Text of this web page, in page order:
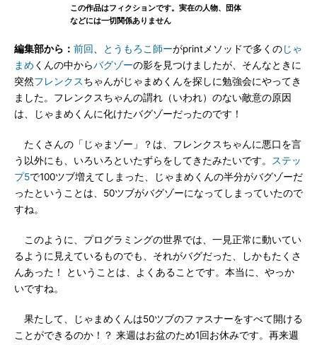
この作品はフィクションです。実在の人物、団体
などには一切関係ありません
編集部から： 前回 とうもろこ師ーがprintメソッドで多くのじゃ
まめ くんの中からバグゾーの影を見つけましたが、そんなときに
突然フレンクスちゃんがじゃまめくんを探しに勉強会にやってき
ました。フレンクスちゃんの謂れ（いわれ）のない敵意の原因
は、じゃまめくんに化けたバグゾーだったのです！
たくさんの「じゃまゾー」？は、フレンクスちゃんに悪口を言
う以外にも、いろいろといたずらをしてきたみたいです。
ステッ
プ5で100ツブ増えてしまった、じゃまめくんの半分がバグゾーだ
ったということは、50ツブがバグゾーになってしまっていたので
すね。
このように、プログラミングの世界では、一見正常に動いてい
るように見えているものでも、それがバグだった、しかもたくさ
んあった！ ということは、よくあることです。本当に、やっか
いですね。
果たして、じゃまめくんは50ツブのファスナーをすべて開ける
ことができるのか！？ 来週はお盆のため1回お休みです。再来週